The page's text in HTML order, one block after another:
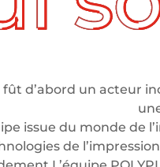
fût d’abord un
issue du monde de
de